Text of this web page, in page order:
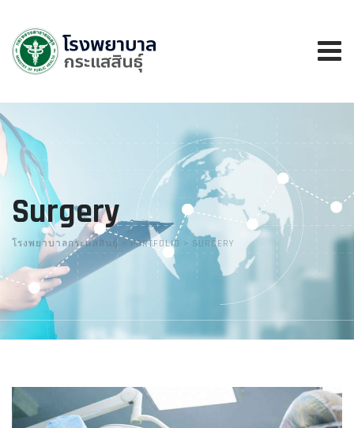
content
Surgery
โรงพยาบาลกระแสสินธุ์ > PORTFOLIO > SURGERY